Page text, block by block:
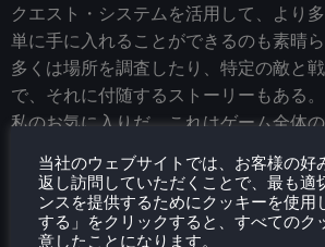
クエスト・システムを活用して、より
単に手に入れることができるのも素晴
多くは場所を調査したり、特定の敵と
で、それに付随するストーリーもある
私のお気に入りだ。これはゲーム全体
ることができる。報酬は素晴らしく、
加や都市のキャップ追加から、同化ス
的な人口ボーナスまで多岐にわたる。
当社のウェブサイトでは、お客様の好
返し訪問していただくことで、最も適
ンスを提供するためにクッキーを使用
する」をクリックすると、すべてのク
意したことになります。